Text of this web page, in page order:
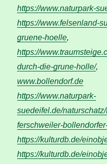
https://www.naturpark-
https://www.felsenland-
gruene-hoelle,
https://
durch-die-grune-holle/,
www.bollendorf.de
https://www.naturpark-
suedeifel.de/
ferschweiler-
https://kulturdb.de/
https://kulturdb.de/